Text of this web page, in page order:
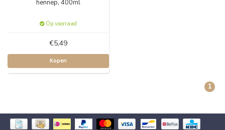
hennep, 400ml
Op voorraad
€5,49
Kopen
1